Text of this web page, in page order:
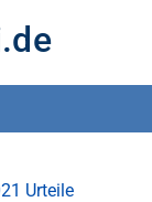
Urteile